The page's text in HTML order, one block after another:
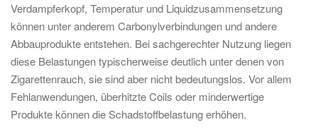
Verdampferkopf, Temperatur und Liquidzusammensetzung
können unter anderem Carbonylverbindungen und andere
Abbauprodukte entstehen. Bei sachgerechter Nutzung liegen
diese Belastungen typischerweise deutlich unter denen von
Zigarettenrauch, sie sind aber nicht bedeutungslos. Vor allem
Fehlanwendungen, überhitzte Coils oder minderwertige
Produkte können die Schadstoffbelastung erhöhen.